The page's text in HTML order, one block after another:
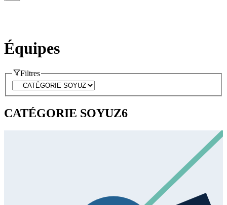
Équipes
Filtres
CATÉGORIE SOYUZ6